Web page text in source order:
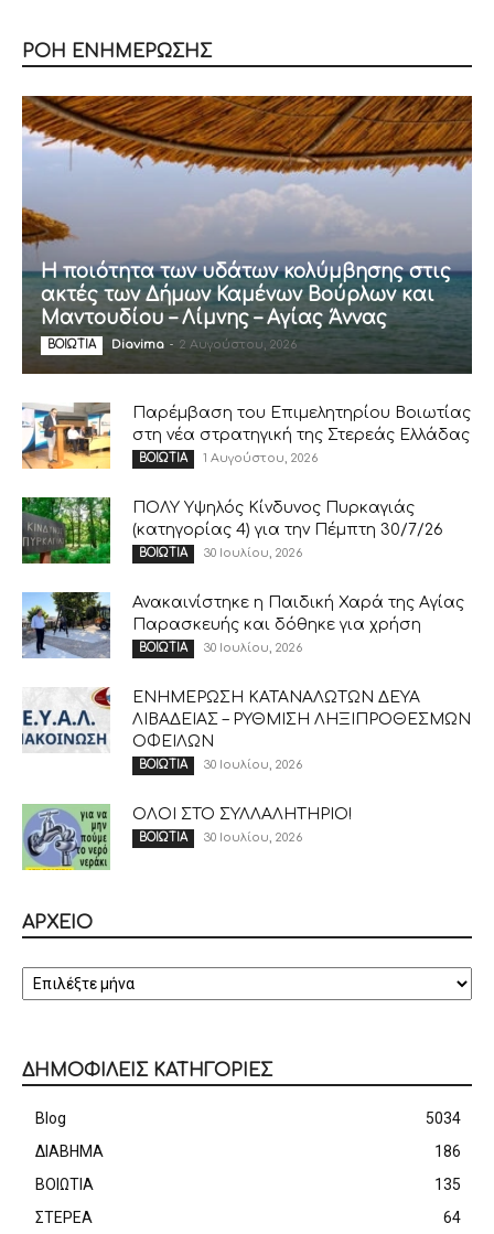
ΡΟΗ ΕΝΗΜΕΡΩΣΗΣ
Η ποιότητα των υδάτων κολύμβησης στις
ακτές των Δήμων Καμένων Βούρλων και
Μαντουδίου – Λίμνης – Αγίας Άννας
ΒΟΙΩΤΙΑ Diavima - 2 Αυγούστου, 2026
Παρέμβαση του Επιμελητηρίου Βοιωτίας
στη νέα στρατηγική της Στερεάς Ελλάδας
ΒΟΙΩΤΙΑ 1 Αυγούστου, 2026
ΠΟΛΥ Υψηλός Κίνδυνος Πυρκαγιάς
(κατηγορίας 4) για την Πέμπτη 30/7/26
ΒΟΙΩΤΙΑ 30 Ιουλίου, 2026
Ανακαινίστηκε η Παιδική Χαρά της Αγίας
Παρασκευής και δόθηκε για χρήση
ΒΟΙΩΤΙΑ 30 Ιουλίου, 2026
ΕΝΗΜΕΡΩΣΗ ΚΑΤΑΝΑΛΩΤΩΝ ΔΕΥΑ
ΛΙΒΑΔΕΙΑΣ – ΡΥΘΜΙΣΗ ΛΗΞΙΠΡΟΘΕΣΜΩΝ
ΟΦΕΙΛΩΝ
ΒΟΙΩΤΙΑ 30 Ιουλίου, 2026
ΟΛΟΙ ΣΤΟ ΣΥΛΛΑΛΗΤΗΡΙΟ!
ΒΟΙΩΤΙΑ 30 Ιουλίου, 2026
ΑΡΧΕΙΟ
ΔΗΜΟΦΙΛΕΙΣ ΚΑΤΗΓΟΡΙΕΣ
Blog
5034
ΔΙΑΒΗΜΑ
186
ΒΟΙΩΤΙΑ
135
ΣΤΕΡΕΑ
64